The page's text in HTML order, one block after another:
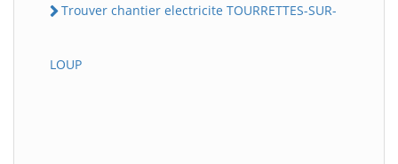
Trouver chantier electricite TOURRETTES-SUR-
LOUP